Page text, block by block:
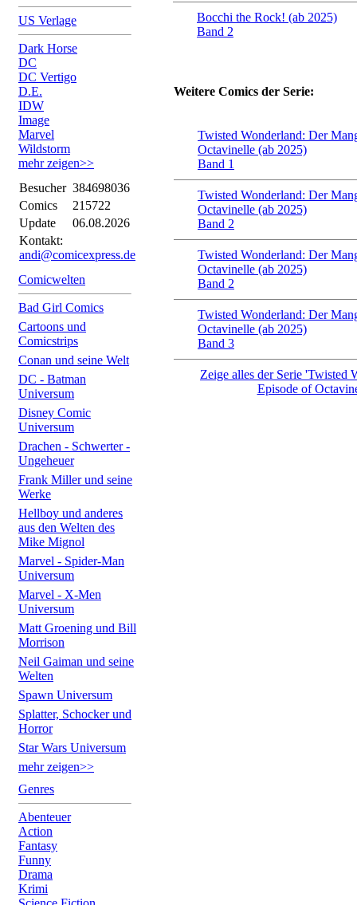
US Verlage
Dark Horse
DC
DC Vertigo
D.E.
IDW
Image
Marvel
Wildstorm
mehr zeigen>>
Besucher 384698036
Comics
215722
Update
06.08.2026
Kontakt:
andi@comicexpress.de
Comicwelten
Bad Girl Comics
Cartoons und
Comicstrips
Conan und seine Welt
DC - Batman
Universum
Disney Comic
Universum
Drachen - Schwerter -
Ungeheuer
Frank Miller und seine
Werke
Hellboy und anderes
aus den Welten des
Mike Mignol
Marvel - Spider-Man
Universum
Marvel - X-Men
Universum
Matt Groening und Bill
Morrison
Neil Gaiman und seine
Welten
Spawn Universum
Splatter, Schocker und
Horror
Star Wars Universum
mehr zeigen>>
Genres
Abenteuer
Action
Fantasy
Funny
Drama
Krimi
Bocchi the Rock! (ab 2025)
Band 2
Weitere Comics der Serie:
Twisted Wonderland: Der
Octavinelle (ab 2025)
Band 1
Twisted Wonderland: Der
Octavinelle (ab 2025)
Band 2
Twisted Wonderland: Der
Octavinelle (ab 2025)
Band 2
Twisted Wonderland: Der
Octavinelle (ab 2025)
Band 3
Zeige alles der Serie 'Twisted
Episode of